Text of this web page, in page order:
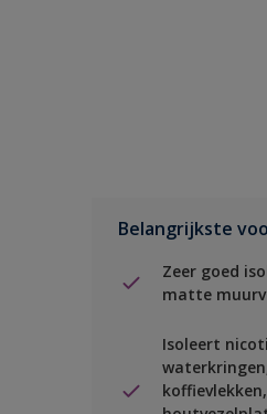
Belangrijkste
Zeer goed
matte
Isoleert
koffievlekken,